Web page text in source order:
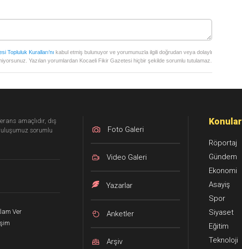
Topluluk Kuralları’nı kabul etmiş bulunuyor ve yorumunuzla ilgili doğrudan veya dolaylı
Yazılan yorumlardan Kocaeli Fikir Gazetesi hiçbir şekilde sorumlu tutulamaz.
amaçlıdır, dış
sorumlu
Ver
Foto Galeri
Video Galeri
Yazarlar
Anketler
Arşiv
Konular
Röportaj
Gündem
Ekonomi
Asayiş
Spor
Siyaset
Eğitim
Teknoloji